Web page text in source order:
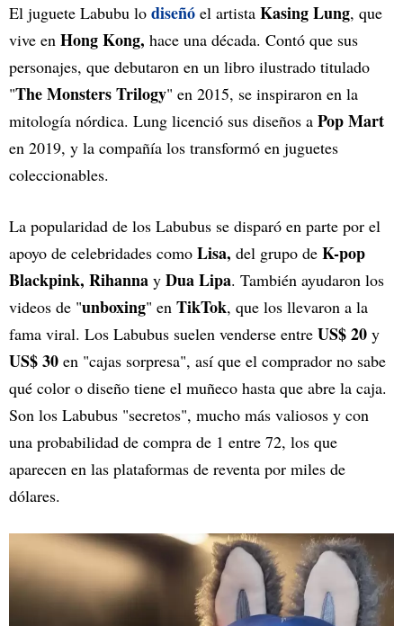
El juguete Labubu lo diseñó el artista Kasing Lung, que
vive en Hong Kong, hace una década. Contó que sus
personajes, que debutaron en un libro ilustrado titulado
"The Monsters Trilogy" en 2015, se inspiraron en la
mitología nórdica. Lung licenció sus diseños a Pop Mart
en 2019, y la compañía los transformó en juguetes
coleccionables.
La popularidad de los Labubus se disparó en parte por el
apoyo de celebridades como Lisa, del grupo de K-pop
Blackpink, Rihanna y Dua Lipa. También ayudaron los
videos de "unboxing" en TikTok, que los llevaron a la
fama viral. Los Labubus suelen venderse entre US$ 20 y
US$ 30 en "cajas sorpresa", así que el comprador no sabe
qué color o diseño tiene el muñeco hasta que abre la caja.
Son los Labubus "secretos", mucho más valiosos y con
una probabilidad de compra de 1 entre 72, los que
aparecen en las plataformas de reventa por miles de
dólares.